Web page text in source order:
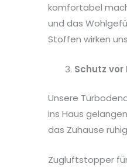
komfortabel
und das
Stoffen wirken
Schutz vor
Unsere
ins Haus
das Zuhause
Zugluftstopper